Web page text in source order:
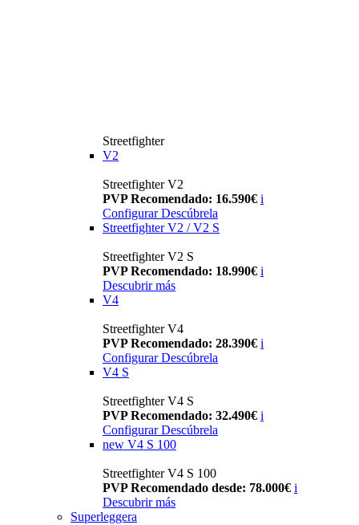
Streetfighter
V2
Streetfighter V2
PVP Recomendado: 16.590€ i
Configurar Descúbrela
Streetfighter V2 / V2 S
Streetfighter V2 S
PVP Recomendado: 18.990€ i
Descubrir más
V4
Streetfighter V4
PVP Recomendado: 28.390€ i
Configurar Descúbrela
V4 S
Streetfighter V4 S
PVP Recomendado: 32.490€ i
Configurar Descúbrela
new V4 S 100
Streetfighter V4 S 100
PVP Recomendado desde: 78.000€ i
Descubrir más
Superleggera